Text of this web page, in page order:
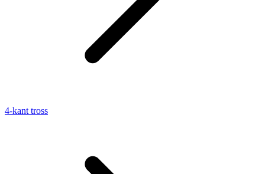
4-kant tross